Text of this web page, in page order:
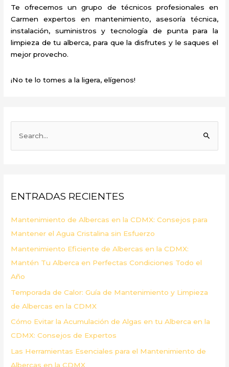
Te ofrecemos un grupo de técnicos profesionales en
Carmen expertos en mantenimiento, asesoría técnica,
instalación, suministros y tecnología de punta para la
limpieza de tu alberca, para que la disfrutes y le saques el
mejor provecho.
¡No te lo tomes a la ligera, elígenos!
r
o
r
:
ENTRADAS RECIENTES
Mantenimiento de Albercas en la CDMX: Consejos para
Mantener el Agua Cristalina sin Esfuerzo
Mantenimiento Eficiente de Albercas en la CDMX:
Mantén Tu Alberca en Perfectas Condiciones Todo el
Año
Temporada de Calor: Guía de Mantenimiento y Limpieza
de Albercas en la CDMX
Cómo Evitar la Acumulación de Algas en tu Alberca en la
CDMX: Consejos de Expertos
Las Herramientas Esenciales para el Mantenimiento de
Albercas en la CDMX